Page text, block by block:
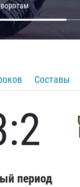
Составы
период